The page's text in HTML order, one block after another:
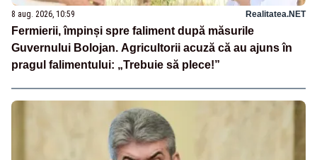
8 aug. 2026, 10:59 Realitatea.NET
Fermierii, împinși spre faliment după măsurile
Guvernului Bolojan. Agricultorii acuză că au ajuns în
pragul falimentului: „Trebuie să plece!”